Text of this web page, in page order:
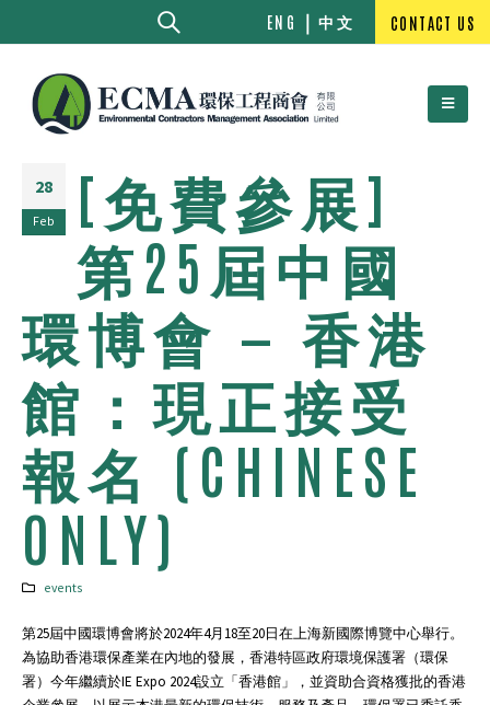
ENG 中文 CONTACT US
28
Feb
[免費參展]
第25屆中國
環博會 — 香港
館：現正接受
報名 (CHINESE
ONLY)
events
第25屆中國環博會將於2024年4月18至20日在上海新國際博覽中心舉行。
為協助⾹港環保產業在內地的發展，⾹港特區政府環境保護署（環保
署）今年繼續於IE Expo 2024設⽴「⾹港館」，並資助合資格獲批的香港